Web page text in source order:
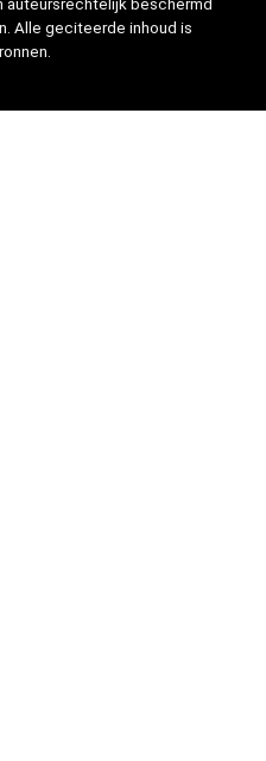
auteursrechtelijk beschermd
Alle geciteerde inhoud is